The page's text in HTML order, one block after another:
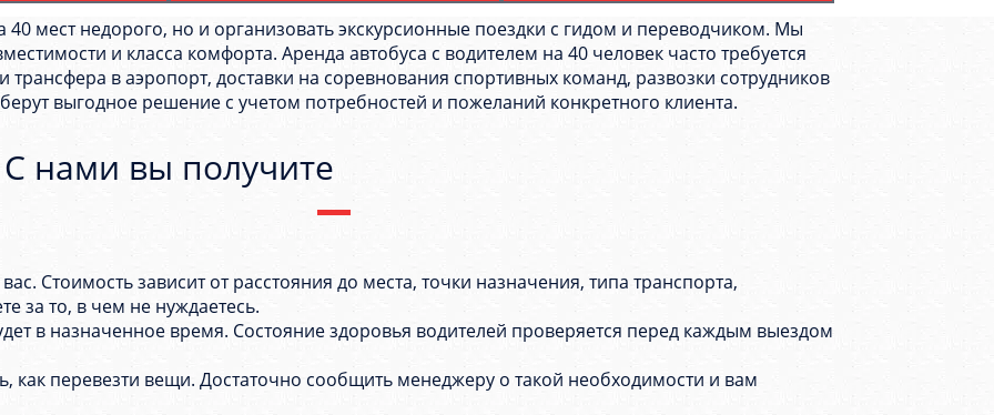
мест недорого, но и организовать экскурсионные поездки с гидом и переводчиком. Мы
и класса комфорта. Аренда автобуса с водителем на 40 человек часто требуется
в аэропорт, доставки на соревнования спортивных команд, развозки сотрудников
выгодное решение с учетом потребностей и пожеланий конкретного клиента.
С нами вы получите
Стоимость зависит от расстояния до места, точки назначения, типа транспорта,
за то, в чем не нуждаетесь.
в назначенное время. Состояние здоровья водителей проверяется перед каждым выездом
как перевезти вещи. Достаточно сообщить менеджеру о такой необходимости и вам